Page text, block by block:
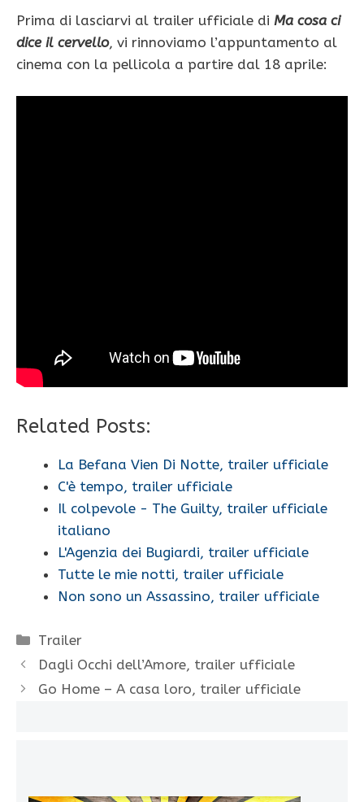
Prima di lasciarvi al trailer ufficiale di Ma cosa ci
dice il cervello, vi rinnoviamo l’appuntamento al
cinema con la pellicola a partire dal 18 aprile:
Related Posts:
La Befana Vien Di Notte, trailer ufficiale
C'è tempo, trailer ufficiale
Il colpevole - The Guilty, trailer ufficiale
italiano
L'Agenzia dei Bugiardi, trailer ufficiale
Tutte le mie notti, trailer ufficiale
Non sono un Assassino, trailer ufficiale
Categorie
Trailer
Dagli Occhi dell’Amore, trailer ufficiale
Go Home – A casa loro, trailer ufficiale